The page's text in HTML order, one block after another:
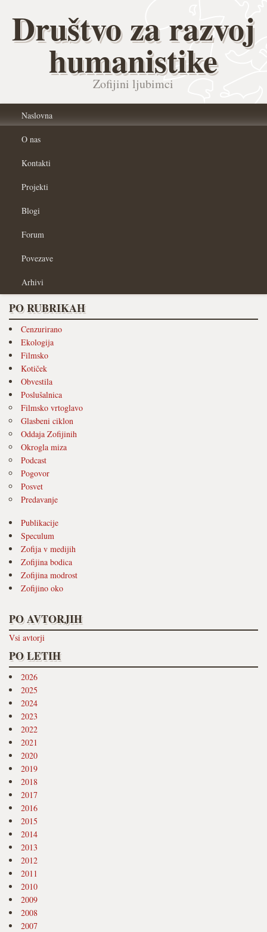
Društvo za razvoj
humanistike
Zofijini ljubimci
Naslovna
O nas
Kontakti
Projekti
Blogi
Forum
Povezave
Arhivi
PO RUBRIKAH
Cenzurirano
Ekologija
Filmsko
Kotiček
Obvestila
Poslušalnica
Filmsko vrtoglavo
Glasbeni ciklon
Oddaja Zofijinih
Okrogla miza
Podcast
Pogovor
Posvet
Predavanje
Publikacije
Speculum
Zofija v medijih
Zofijina bodica
Zofijina modrost
Zofijino oko
PO AVTORJIH
Vsi avtorji
PO LETIH
2026
2025
2024
2023
2022
2021
2020
2019
2018
2017
2016
2015
2014
2013
2012
2011
2010
2009
2008
2007